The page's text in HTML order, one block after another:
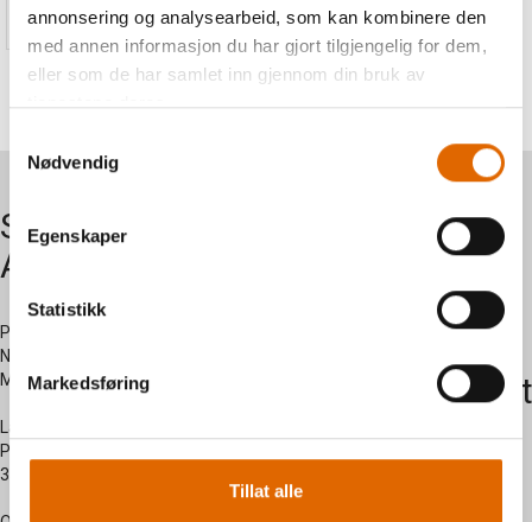
annonsering og analysearbeid, som kan kombinere den
med annen informasjon du har gjort tilgjengelig for dem,
eller som de har samlet inn gjennom din bruk av
tjenestene deres.
Nødvendig
Egenskaper
Statistikk
Markedsføring
Tillat alle
Symaskiner
AS
Postadresse:
Nersetvegen 28 -
Myregarden - 3570 Ål
Lagerutsalg:
Prestegardsjordet 2 -
3570 Ål
Om oss
Kontakt
side